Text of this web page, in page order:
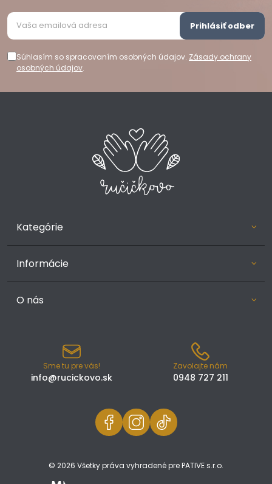
Súhlasím so spracovaním osobných údajov. Zásady ochrany
osobných údajov.
Prihlásiť odber
Kategórie
Informácie
O nás
Sme tu pre vás!
info@rucickovo.sk
Zavolajte nám
0948 727 211
© 2026 Všetky práva vyhradené pre PATIVE s.r.o.